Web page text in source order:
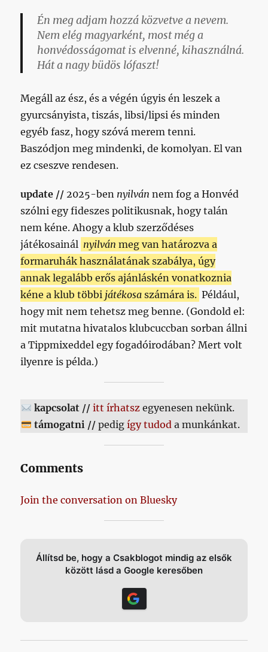
Én meg adjam hozzá közvetve a nevem.
Nem elég magyarként, most még a
honvédosságomat is elvenné, kihasználná.
Hát a nagy büdös lófaszt!
Megáll az ész, és a végén úgyis én leszek a
gyurcsányista, tiszás, libsi/lipsi és minden
egyéb fasz, hogy szóvá merem tenni.
Baszódjon meg mindenki, de komolyan. El van
ez cseszve rendesen.
update // 2025-ben nyilván nem fog a Honvéd
szólni egy fideszes politikusnak, hogy talán
nem kéne. Ahogy a klub szerződéses
játékosainál nyilván meg van határozva a
formaruhák használatának szabálya, úgy
annak legalább erős ajánláskén vonatkoznia
kéne a klub többi játékosa számára is. Például,
hogy mit nem tehetsz meg benne. (Gondold el:
mit mutatna hivatalos klubcuccban sorban állni
a Tippmixeddel egy fogadóirodában? Mert volt
ilyenre is példa.)
kapcsolat // itt írhatszegyenesen nekünk.
támogatni //pedig így tudoda munkánkat.
Comments
Join the conversation on Bluesky
Állítsd be, hogy a Csakblogot mindig az elsők
között lásd a Google keresőben